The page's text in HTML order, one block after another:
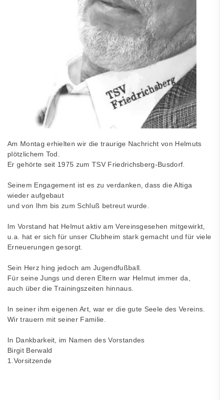
Am Montag erhielten wir die traurige Nachricht von Helmuts
plötzlichem Tod.
Er gehörte seit 1975 zum TSV Friedrichsberg-Busdorf.
Seinem Engagement ist es zu verdanken, dass die Altiga
wieder aufgebaut
und von Ihm bis zum Schluß betreut wurde.
Im Vorstand hat Helmut aktiv am Vereinsgesehen mitgewirkt,
u.a. hat er sich für unser Clubheim stark gemacht und für viele
Erneuerungen gesorgt.
Sein Herz hing jedoch am Jugendfußball.
Für seine Jungs und deren Eltern war Helmut immer da,
auch über die Trainingszeiten hinnaus.
In seiner ihm eigenen Art, war er die gute Seele des Vereins.
Wir trauern mit seiner Familie.
In Dankbarkeit, im Namen des Vorstandes
Birgit Berwald
1.Vorsitzende